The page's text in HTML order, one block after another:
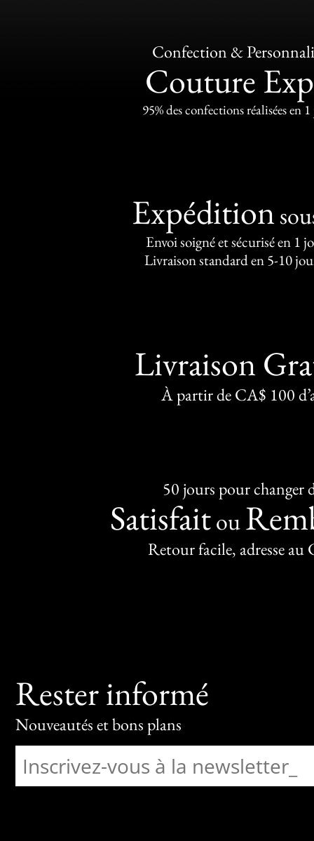
Confection &
Couture
95% des confections réalisées en
Expédition
Envoi soigné et sécurisé en 1
Livraison standard en 5-10
Livraison
À partir de CA$ 100
50 jours pour changer
Satisfaitou
Retour facile, adresse au
Rester informé
Nouveautés et bons plans